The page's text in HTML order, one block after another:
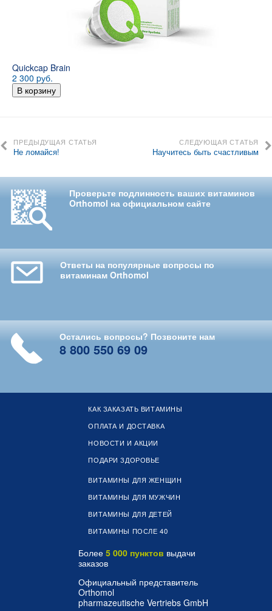
Quickcap Brain
2 300 pуб.
В корзину
ПРЕДЫДУЩАЯ СТАТЬЯ
Не ломайся!
СЛЕДУЮЩАЯ СТАТЬЯ
Научитесь быть счастливым
Проверьте подлинность ваших витаминов
Orthomol на официальном сайте
Ответы на популярные вопросы по
витаминам Orthomol
Остались вопросы? Позвоните нам
8 800 550 69 09
КАК ЗАКАЗАТЬ ВИТАМИНЫ
ОПЛАТА И ДОСТАВКА
НОВОСТИ И АКЦИИ
ПОДАРИ ЗДОРОВЬЕ
ВИТАМИНЫ ДЛЯ ЖЕНЩИН
ВИТАМИНЫ ДЛЯ МУЖЧИН
ВИТАМИНЫ ДЛЯ ДЕТЕЙ
ВИТАМИНЫ ПОСЛЕ 40
Более 5 000 пунктов выдачи
заказов
Официальный представитель
Orthomol
pharmazeutische Vertriebs GmbH